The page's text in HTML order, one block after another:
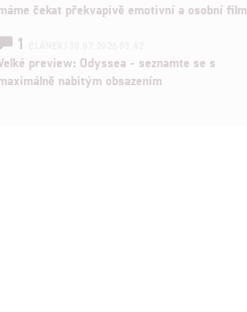
čekat překvapivě emotivní a osobní film
1
preview: Odyssea - seznamte se s
nabitým obsazením